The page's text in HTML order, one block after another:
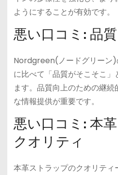
ようにすることが有効です。
悪い口コミ: 品
Nordgreen(ノードグリーン)
に比べて「品質がそこそこ」
ます。品質向上のための継
な情報提供が重要です。
悪い口コミ: 本
クオリティ
本革ストラップのクオリテ